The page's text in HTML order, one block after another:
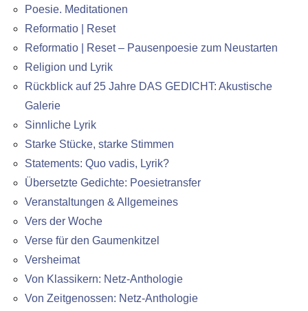
Poesie. Meditationen
Reformatio | Reset
Reformatio | Reset – Pausenpoesie zum Neustarten
Religion und Lyrik
Rückblick auf 25 Jahre DAS GEDICHT: Akustische
Galerie
Sinnliche Lyrik
Starke Stücke, starke Stimmen
Statements: Quo vadis, Lyrik?
Übersetzte Gedichte: Poesietransfer
Veranstaltungen & Allgemeines
Vers der Woche
Verse für den Gaumenkitzel
Versheimat
Von Klassikern: Netz-Anthologie
Von Zeitgenossen: Netz-Anthologie